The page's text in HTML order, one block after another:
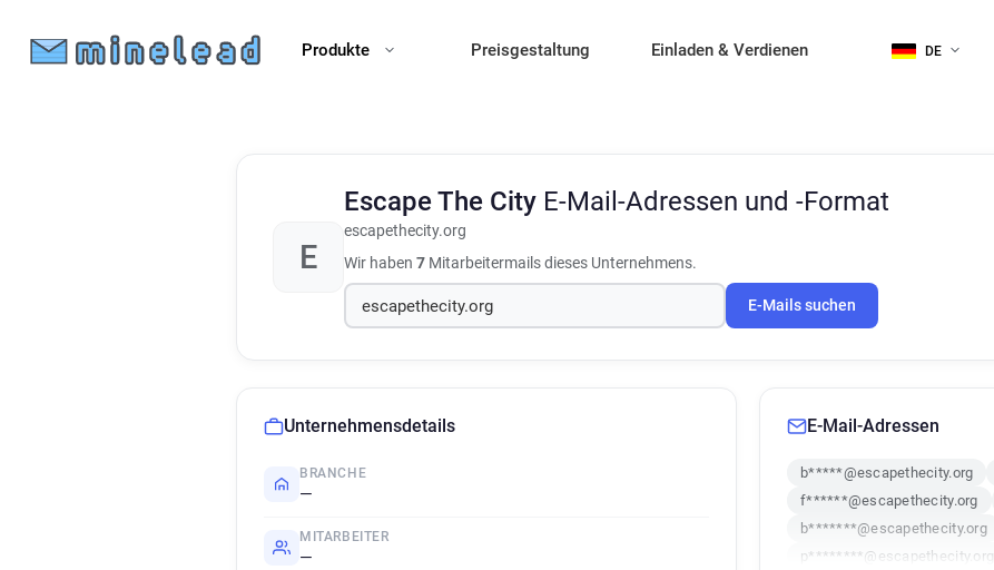
Produkte Preisgestaltung Einladen & Verdienen DE
E
Escape The City E-Mail-Adressen und -Format
escapethecity.org
Wir haben 7 Mitarbeitermails dieses Unternehmens.
E-Mails suchen
Unternehmensdetails
BRANCHE
—
MITARBEITER
—
E-Mail-Adressen
b*****@escapethecity.org
f******@escapethecity.org
b*******@escapethecity.org
p********@escapethecity.org